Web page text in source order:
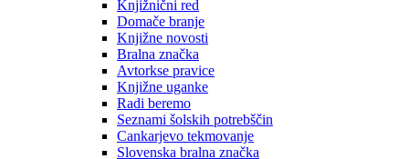
Knjižnični red
Domače branje
Knjižne novosti
Bralna značka
Avtorkse pravice
Knjižne uganke
Radi beremo
Seznami šolskih potrebščin
Cankarjevo tekmovanje
Slovenska bralna značka